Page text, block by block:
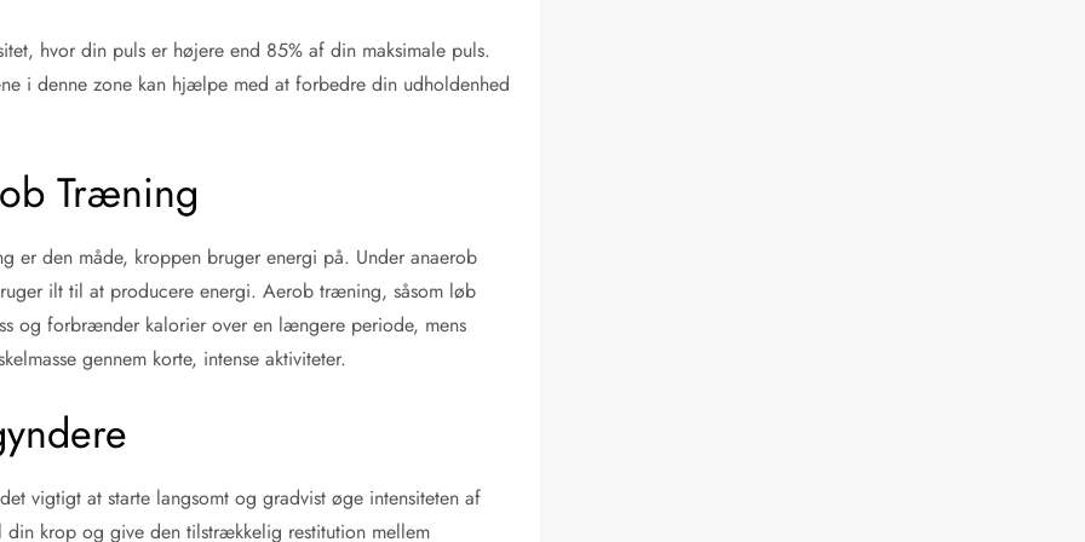
hvor din puls er højere end 85% af din maksimale puls.
i denne zone kan hjælpe med at forbedre din udholdenhed
Træning
den måde, kroppen bruger energi på. Under anaerob
ilt til at producere energi. Aerob træning, såsom løb
og forbrænder kalorier over en længere periode, mens
gennem korte, intense aktiviteter.
vigtigt at starte langsomt og gradvist øge intensiteten af
krop og give den tilstrækkelig restitution mellem